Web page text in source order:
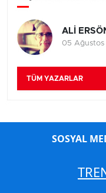
ALİ
05
TÜM YAZARLAR
SOSYAL